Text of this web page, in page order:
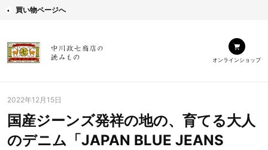
買い物ページへ
オンラインショップ
2022年12月15日
国産ジーンズ発祥の地の、育てる大人
のデニム「JAPAN BLUE JEANS